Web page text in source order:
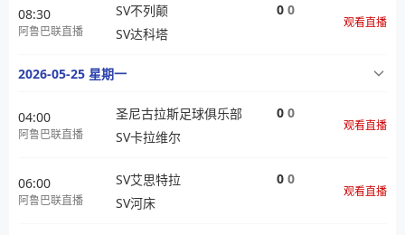
08:30
阿鲁巴联直播
SV不列颠
SV达科塔
0 0
观看直播
2026-05-25 星期一
04:00
阿鲁巴联直播
圣尼古拉斯足球俱乐部
SV卡拉维尔
0 0
观看直播
06:00
阿鲁巴联直播
SV艾思特拉
SV河床
0 0
观看直播